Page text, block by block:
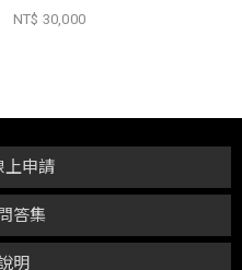
NT$ 30,000
明
答集
上申請